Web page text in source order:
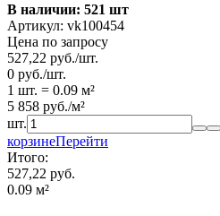
В наличии: 521 шт
Артикул: vk100454
Цена по запросу
527,22 руб./шт.
0 руб./шт.
1 шт. = 0.09 м²
5 858 руб./м²
шт.
корзинеПерейти
Итого:
527,22 руб.
0.09 м²